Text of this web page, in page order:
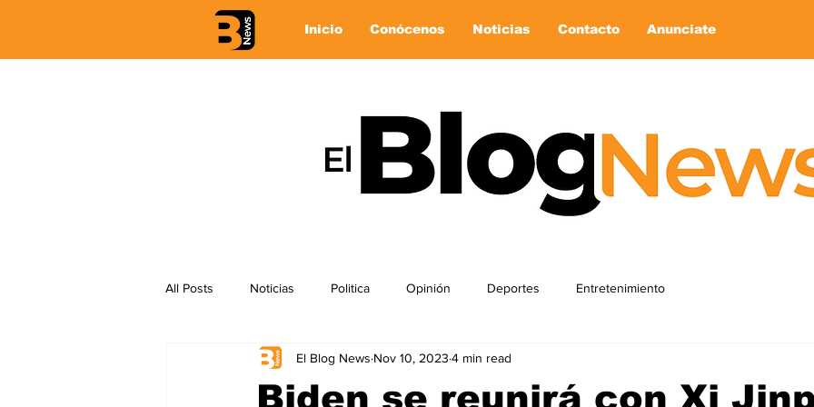
Inicio Conócenos Noticias Contacto Anunciate
All Posts Noticias Politica Opinión Deportes Entretenimiento
Biden se reunirá con Xi
El Blog News Nov 10, 2023 4 min read